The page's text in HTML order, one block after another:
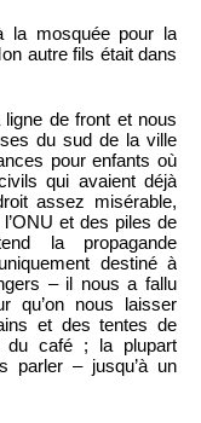
la mosquée pour la
autre fils était dans
de front et nous
du sud de la ville
pour enfants où
qui avaient déjà
assez misérable,
et des piles de
la propagande
destiné à
– il nous a fallu
qu’on nous laisser
et des tentes de
du café ; la plupart
parler – jusqu’à un